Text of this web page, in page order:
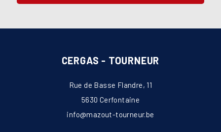
CERGAS - TOURNEUR
Rue de Basse Flandre, 11
5630 Cerfontaine
info@mazout-tourneur.be